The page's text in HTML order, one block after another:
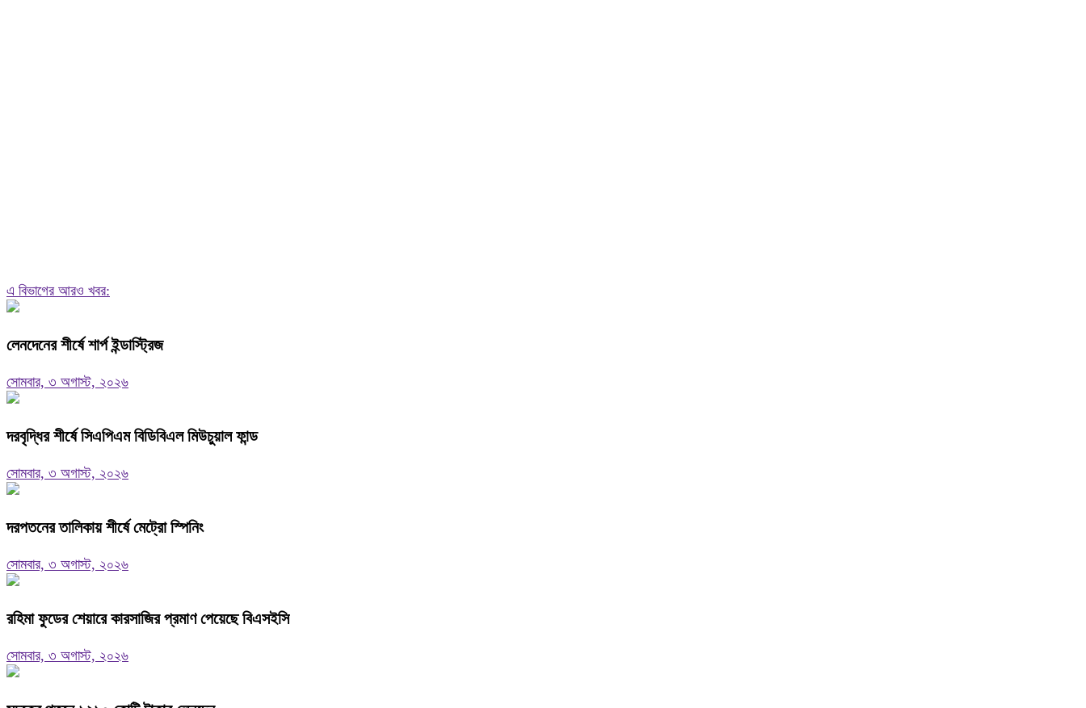
এ বিভাগের আরও খবর:
লেনদেনের শীর্ষে শার্প ইন্ডাস্ট্রিজ
সোমবার, ৩ অগাস্ট, ২০২৬
দরবৃদ্ধির শীর্ষে সিএপিএম বিডিবিএল মিউচুয়াল ফান্ড
সোমবার, ৩ অগাস্ট, ২০২৬
দরপতনের তালিকায় শীর্ষে মেট্রো স্পিনিং
সোমবার, ৩ অগাস্ট, ২০২৬
রহিমা ফুডের শেয়ারে কারসাজির প্রমাণ পেয়েছে বিএসইসি
সোমবার, ৩ অগাস্ট, ২০২৬